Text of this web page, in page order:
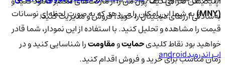
به شما این امکان را می‌دهد که به صورت لحظه‌ای نوسانات
قیمت را مشاهده و تحلیل کنید. با استفاده از این نمودار، شما قادر
خواهید بود نقاط کلیدیحمایتومقاومترا شناسایی کنید و در
زمان مناسب برای خرید و فروش اقدام کنید.
به‌سادگی ارزهای دیجیتال را خرید، فروش و مدیریت کنید.
اپ اندرویدandroid